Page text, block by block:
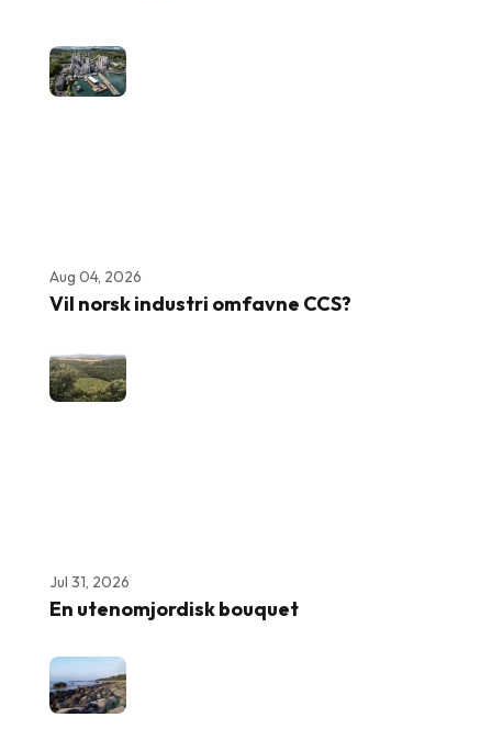
Aug 04, 2026
Vil norsk industri omfavne CCS?
Jul 31, 2026
En utenomjordisk bouquet